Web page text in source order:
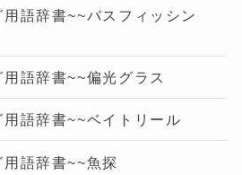
語辞書~~バスフィッシン
語辞書~~偏光グラス
語辞書~~ベイトリール
語辞書~~魚探